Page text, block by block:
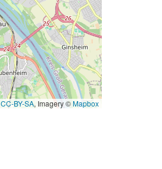
CC-BY-SA, Imagery ©Mapbox